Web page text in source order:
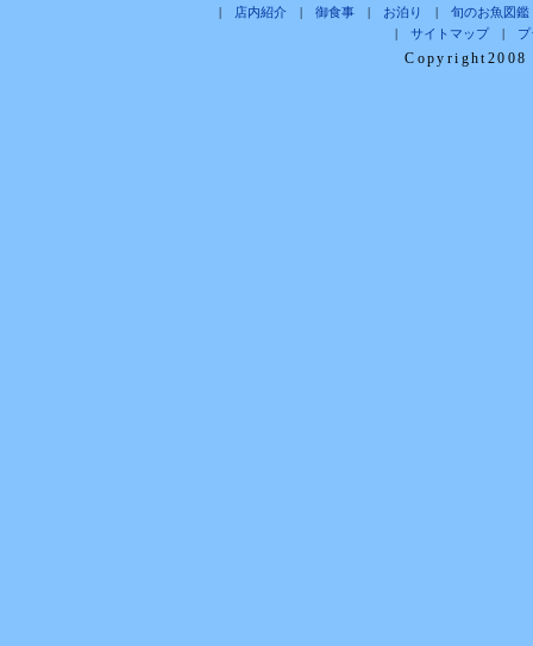
| 店内紹介 | 御食事 | お泊り | 旬のお魚図鑑
| サイトマップ|